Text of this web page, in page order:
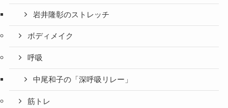
岩井隆彰のストレッチ
ボディメイク
呼吸
中尾和子の「深呼吸リレー」
筋トレ